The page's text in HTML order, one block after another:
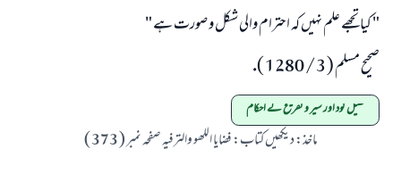
" كيا تجھے علم نہيں كہ احترام والى شكل و صورت ہے "
صحيح مسلم ( 3 / 1280 ).
کھیل کود اور سیر و تفریح کے احکام
ماخذ:ديكھيں كتاب: فضايا اللھو والترفيہ صفحہ نمبر ( 373 )